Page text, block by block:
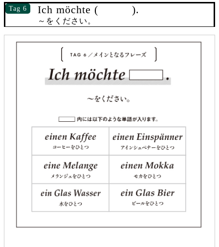
Tag 6 Ich möchte ( ).
～をください。